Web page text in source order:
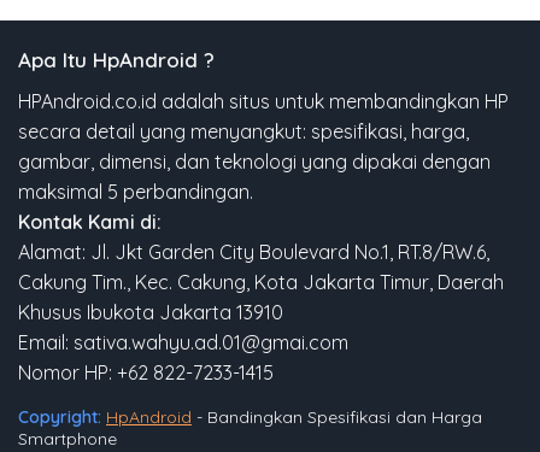
Apa Itu HpAndroid ?
HPAndroid.co.id adalah situs untuk membandingkan HP
secara detail yang menyangkut: spesifikasi, harga,
gambar, dimensi, dan teknologi yang dipakai dengan
maksimal 5 perbandingan.
Kontak Kami di:
Alamat: Jl. Jkt Garden City Boulevard No.1, RT.8/RW.6,
Cakung Tim., Kec. Cakung, Kota Jakarta Timur, Daerah
Khusus Ibukota Jakarta 13910
Email: sativa.wahyu.ad.01@gmai.com
Nomor HP: +62 822-7233-1415
Copyright: HpAndroid - Bandingkan Spesifikasi dan Harga
Smartphone